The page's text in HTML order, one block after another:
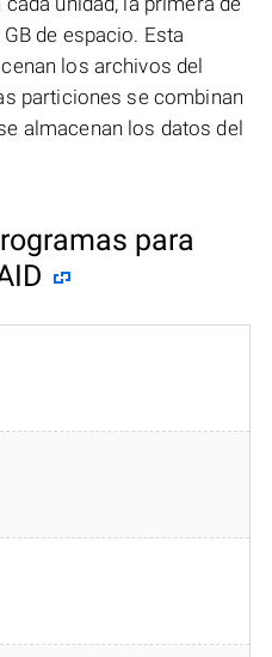
de espacio. Esta
los archivos del
particiones se combinan
almacenan los datos del
para